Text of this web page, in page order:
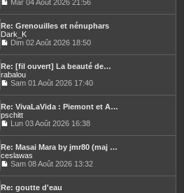
e
s
s
a
g
e
n
i
r
m
e
s
s
a
g
e
e
r
n
i
r
m
e
s
s
a
g
e
u
e
r
e
r
n
i
r
m
e
s
s
a
g
e
o
n
s
u
e
r
e
r
n
i
r
m
e
s
s
Mar 04 Août 2026 21:56
Re: Grenouilles et nénuphars
Dark_K
o
n
s
u
e
r
e
r
n
i
Dim 02 Août 2026 18:50
Re: [fil ouvert] La beauté de…
rabalou
o
n
s
u
e
r
e
Sam 01 Août 2026 17:40
Re: VivaLaVida : Piemont et A…
pschitt
o
n
s
u
e
Lun 03 Août 2026 16:38
Re: Masai Mara by jmr80 (maj …
ceslawas
o
n
Sam 08 Août 2026 13:32
Re: goutte d'eau